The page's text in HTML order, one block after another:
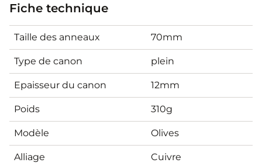
Fiche technique
Taille des anneaux 70mm
Type de canon plein
Epaisseur du canon 12mm
Poids 310g
Modèle Olives
Alliage Cuivre